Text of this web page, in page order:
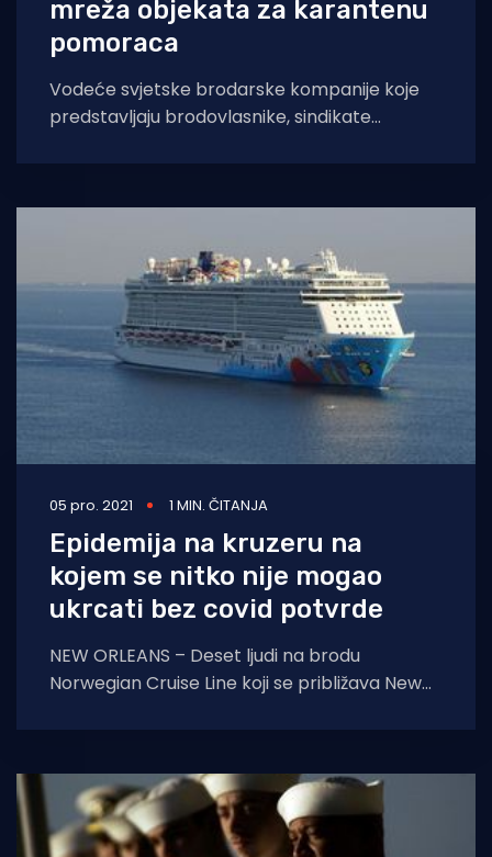
mreža objekata za karantenu
pomoraca
Vodeće svjetske brodarske kompanije koje
predstavljaju brodovlasnike, sindikate
uspostavile vlastitu međunarodnu mrežu
05 pro. 2021 1 MIN. ČITANJA
Epidemija na kruzeru na
kojem se nitko nije mogao
ukrcati bez covid potvrde
NEW ORLEANS – Deset ljudi na brodu
Norwegian Cruise Line koji se približava New
COVID-